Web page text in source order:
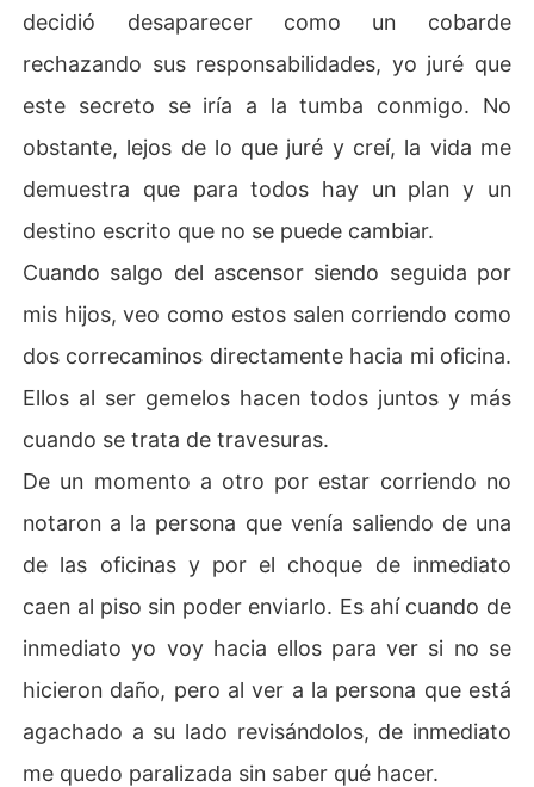
decidió desaparecer como un cobarde
rechazando sus responsabilidades, yo juré que
este secreto se iría a la tumba conmigo. No
obstante, lejos de lo que juré y creí, la vida me
demuestra que para todos hay un plan y un
destino escrito que no se puede cambiar.
Cuando salgo del ascensor siendo seguida por
mis hijos, veo como estos salen corriendo como
dos correcaminos directamente hacia mi oficina.
Ellos al ser gemelos hacen todos juntos y más
cuando se trata de travesuras.
De un momento a otro por estar corriendo no
notaron a la persona que venía saliendo de una
de las oficinas y por el choque de inmediato
caen al piso sin poder enviarlo. Es ahí cuando de
inmediato yo voy hacia ellos para ver si no se
hicieron daño, pero al ver a la persona que está
agachado a su lado revisándolos, de inmediato
me quedo paralizada sin saber qué hacer.